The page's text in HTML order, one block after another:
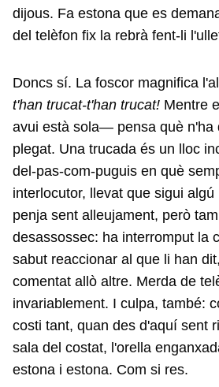
dijous. Fa estona que es
del telèfon fix la rebrà fent-li
Doncs sí. La foscor magnifica
t'han trucat-t'han trucat! Mentre
avui està sola— pensa què n'ha
plegat. Una trucada és un lloc
del-pas-com-puguis en què
interlocutor, llevat que sigui
penja sent alleujament, però
desassossec: ha interromput la
sabut reaccionar al que li han
comentat allò altre. Merda de
invariablement. I culpa, també:
costi tant, quan des d'aquí sent
sala del costat, l'orella
estona i estona. Com si res.